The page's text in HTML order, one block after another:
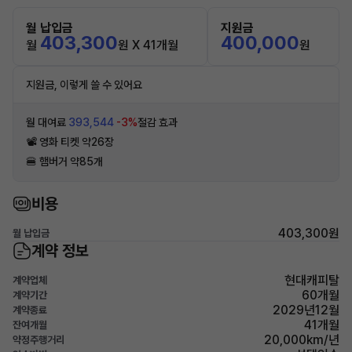
월 납입금
월 403,300원 X 41개월
지원금
400,000원
지원금, 이렇게 쓸 수 있어요
월 대여료 393,544 -3%절감 효과
📽 영화 티켓 약26장
🍔 햄버거 약85개
비용
월 납입금 403,300원
계약 정보
계약업체 현대캐피탈
계약기간 60개월
계약종료 2029년12월
잔여개월 41개월
약정주행거리 20,000km/년